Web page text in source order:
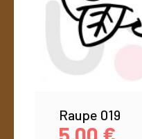
Raupe 019
5,00 €